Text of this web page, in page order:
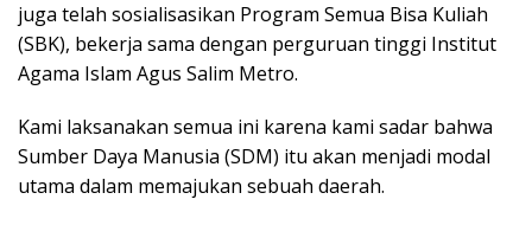
juga telah sosialisasikan Program Semua Bisa Kuliah
(SBK), bekerja sama dengan perguruan tinggi Institut
Agama Islam Agus Salim Metro.
Kami laksanakan semua ini karena kami sadar bahwa
Sumber Daya Manusia (SDM) itu akan menjadi modal
utama dalam memajukan sebuah daerah.